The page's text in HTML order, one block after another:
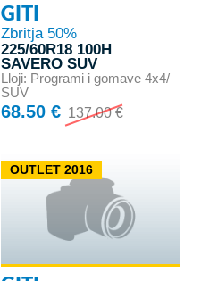
GITI
Zbritja 50%
225/60R18 100H
SAVERO SUV
Lloji: Programi i gomave 4x4/
SUV
68.50 € 137.00 €
OUTLET 2016